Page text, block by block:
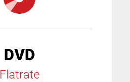
DVD
Flatrate